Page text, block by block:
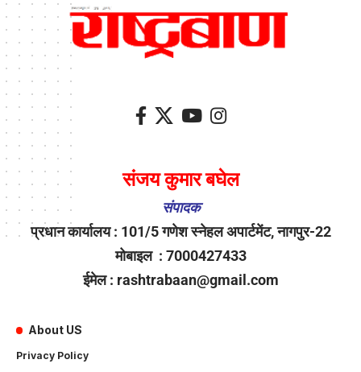
संजय कुमार बघेल
संपादक
प्रधान कार्यालय : 101/5 गणेश स्नेहल अपार्टमेंट, नागपुर-22
मोबाइल : 7000427433
ईमेल : rashtrabaan@gmail.com
About US
Privacy Policy